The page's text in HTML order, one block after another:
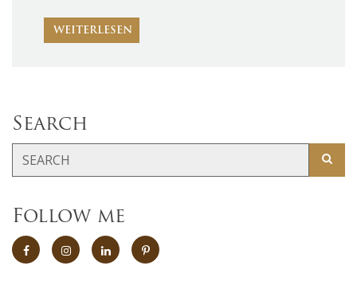
WEITERLESEN
Search
Follow me